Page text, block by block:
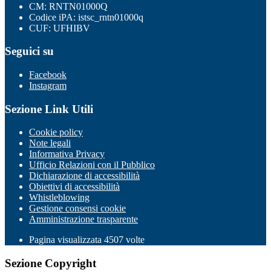
CM: RNTN01000Q
Codice iPA: istsc_rntn01000q
CUF: UFHIBV
Seguici su
Facebook
Instagram
Sezione Link Utili
Cookie policy
Note legali
Informativa Privacy
Ufficio Relazioni con il Pubblico
Dichiarazione di accessibilità
Obiettivi di accessibilità
Whistleblowing
Gestione consensi cookie
Amministrazione trasparente
Pagina visualizzata 4507 volte
Sezione Copyright